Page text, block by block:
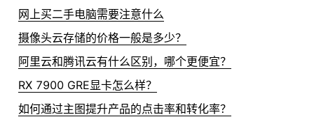
网上买二手电脑需要注意什么
摄像头云存储的价格一般是多少？
阿里云和腾讯云有什么区别，哪个更便宜？
RX 7900 GRE显卡怎么样？
如何通过主图提升产品的点击率和转化率？